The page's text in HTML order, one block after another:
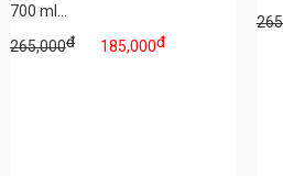
700 ml...
265,000đ 185,000đ